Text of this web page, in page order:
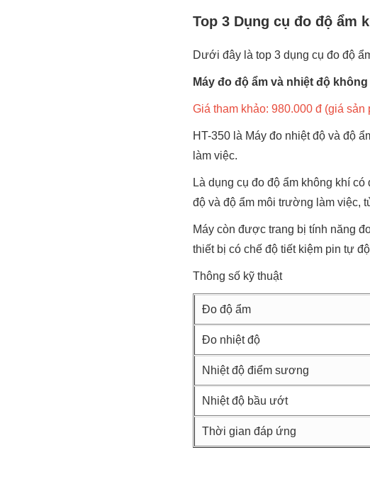
Top 3 Dụng cụ đo độ ẩm
Dưới đây là top 3 dụng cụ đo độ
Máy đo độ ẩm và nhiệt độ không
Giá tham khảo: 980.000 đ (giá
HT-350 là Máy đo nhiệt độ và độ
làm việc.
Là dụng cụ đo độ ẩm không khí
độ và độ ẩm môi trường làm việc,
Máy còn được trang bị tính năng
thiết bị có chế độ tiết kiệm pin tự
Thông số kỹ thuật
Đo độ ẩm
Đo nhiệt độ
Nhiệt độ điểm sương
Nhiệt độ bầu ướt
Thời gian đáp ứng